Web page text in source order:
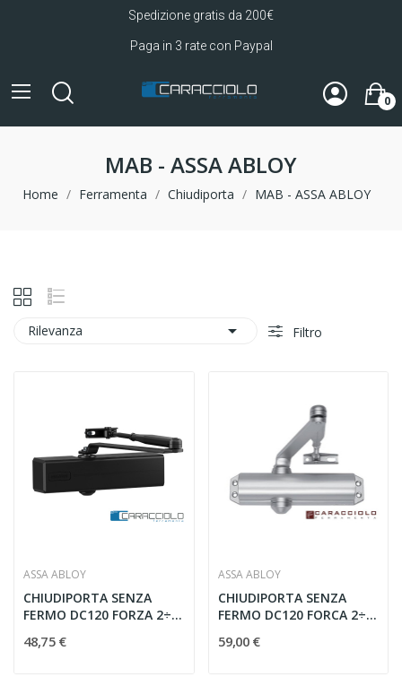
Spedizione gratis da 200€
Paga in 3 rate con Paypal
0
MAB - ASSA ABLOY
Home Ferramenta Chiudiporta MAB - ASSA ABLOY
Rilevanza  Filtro
ASSA ABLOY
CHIUDIPORTA SENZA
FERMO DC120 FORZA 2÷4
48,75 €
ASSA ABLOY
CHIUDIPORTA SENZA
FERMO DC120 FORCA 2÷4
59,00 €